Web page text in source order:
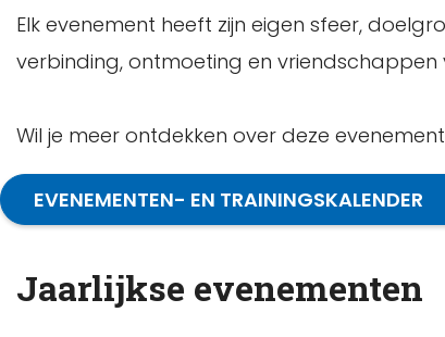
Elk evenement heeft zijn eigen sfeer,
verbinding, ontmoeting en vriendschappen
Wil je meer ontdekken over deze
EVENEMENTEN- EN TRAININGSKALENDER
Jaarlijkse evenementen